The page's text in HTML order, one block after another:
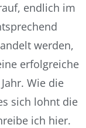
endlich im
werden,
erfolgreiche
Wie die
sich lohnt die
ich hier.